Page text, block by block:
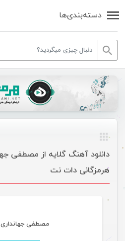
دسته‌بندی‌ها
دانلود آهنگ گلایه از مصطفی
هرمزگانی دات نت
مصطفی جهانداری